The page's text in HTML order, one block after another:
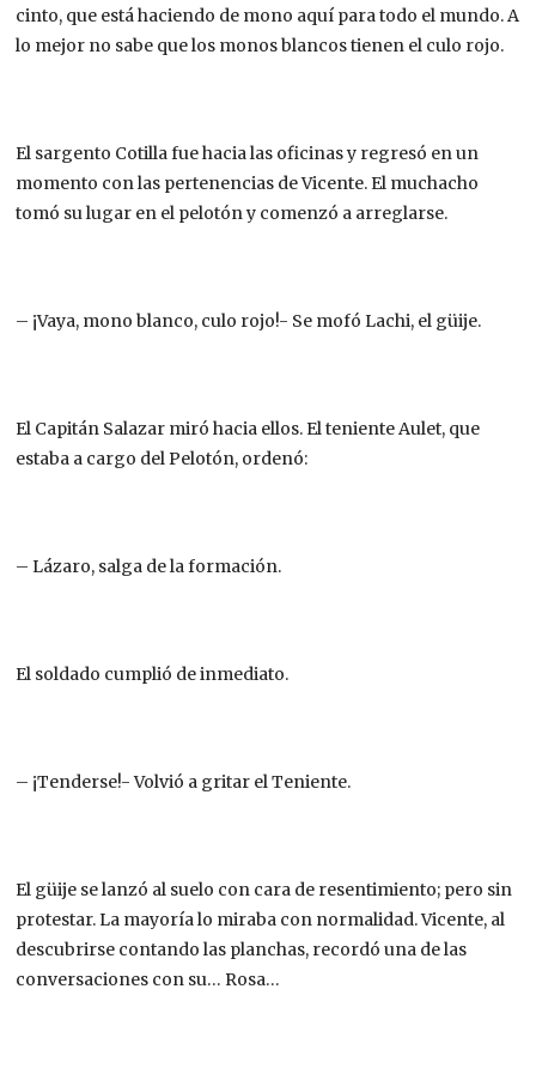
cinto, que está haciendo de mono aquí para todo el mundo. A
lo mejor no sabe que los monos blancos tienen el culo rojo.
El sargento Cotilla fue hacia las oficinas y regresó en un
momento con las pertenencias de Vicente. El muchacho
tomó su lugar en el pelotón y comenzó a arreglarse.
– ¡Vaya, mono blanco, culo rojo!- Se mofó Lachi, el güije.
El Capitán Salazar miró hacia ellos. El teniente Aulet, que
estaba a cargo del Pelotón, ordenó:
– Lázaro, salga de la formación.
El soldado cumplió de inmediato.
– ¡Tenderse!- Volvió a gritar el Teniente.
El güije se lanzó al suelo con cara de resentimiento; pero sin
protestar. La mayoría lo miraba con normalidad. Vicente, al
descubrirse contando las planchas, recordó una de las
conversaciones con su… Rosa…